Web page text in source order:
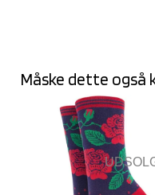
Måske dette også